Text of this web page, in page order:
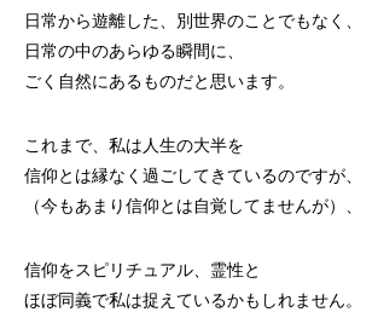
日常から遊離した、別世界のことでもなく、
日常の中のあらゆる瞬間に、
ごく自然にあるものだと思います。
これまで、私は人生の大半を
信仰とは縁なく過ごしてきているのですが、
（今もあまり信仰とは自覚してませんが）、
信仰をスピリチュアル、霊性と
ほぼ同義で私は捉えているかもしれません。